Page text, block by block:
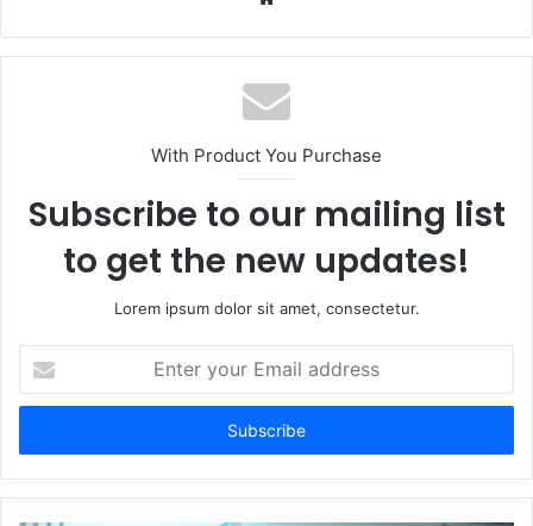
With Product You Purchase
Subscribe to our mailing list
to get the new updates!
Lorem ipsum dolor sit amet, consectetur.
your
Email